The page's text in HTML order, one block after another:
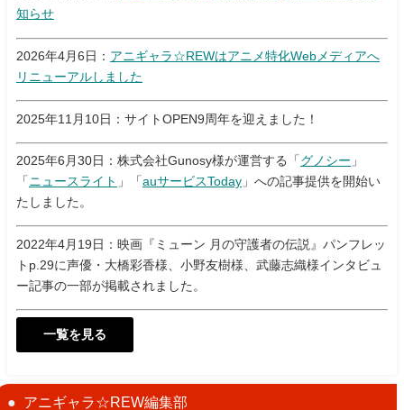
知らせ
2026年4月6日： アニギャラ☆REWはアニメ特化Webメディアへ
リニューアルしました
2025年11月10日：サイトOPEN9周年を迎えました！
2025年6月30日：株式会社Gunosy様が運営する「 グノシー 」
「 ニュースライト 」「 auサービスToday 」への記事提供を開始い
たしました。
2022年4月19日：映画『ミューン 月の守護者の伝説』パンフレッ
トp.29に声優・大橋彩香様、小野友樹様、武藤志織様インタビュ
ー記事の一部が掲載されました。
一覧を見る
アニギャラ☆REW編集部